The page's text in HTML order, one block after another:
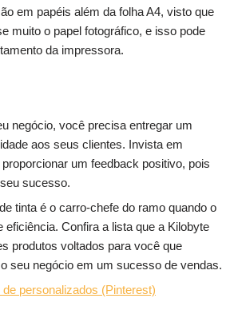
em papéis além da folha A4, visto que
muito o papel fotográfico, e isso pode
da impressora.
negócio, você precisa entregar um
aos seus clientes. Invista em
um feedback positivo, pois
sucesso.
tinta é o carro-chefe do ramo quando o
eficiência. Confira a lista que a Kilobyte
produtos voltados para você que
seu negócio em um sucesso de vendas.
de personalizados (Pinterest)